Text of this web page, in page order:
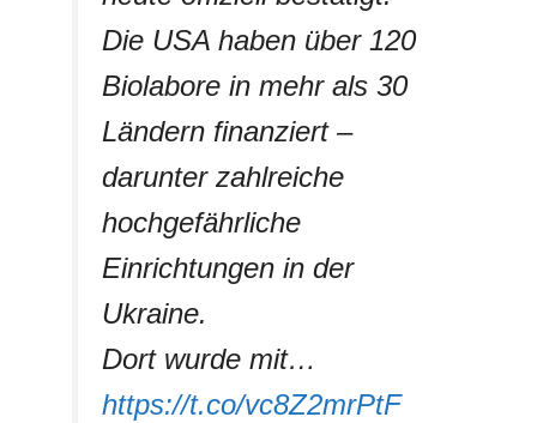
Die USA haben über 120
Biolabore in mehr als 30
Ländern finanziert –
darunter zahlreiche
hochgefährliche
Einrichtungen in der
Ukraine.
Dort wurde mit…
https://t.co/vc8Z2mrPtF